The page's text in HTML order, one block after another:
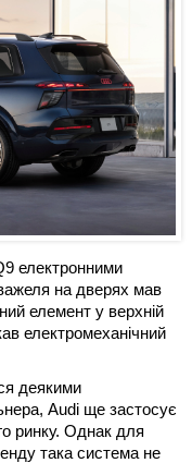
електронними
на дверях мав
елемент у верхній
електромеханічний
деякими
Audi ще застосує
ринку. Однак для
така система не